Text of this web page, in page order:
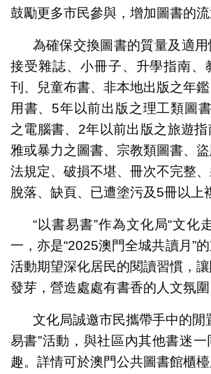
鼓勵更多市民參與，增加圖書的流
為確保交換圖書的質量及適
接受雜誌、小冊子、升學指南、
刊、兒童布書、非本地出版之年
用書、5年以前出版之理工類圖
之電腦書、2年以前出版之旅遊
雅或暴力之圖書、宗教類圖書、
法規定、破損不堪、冊次不完整
脫落、缺頁、已遭塗污及5冊以上
“以書易書”作為文化局“文化
一，亦是“2025澳門全城共讀月”
活動期望深化居民的閱讀習慣，
發芽，營造處處有書香的人文氛圍
文化局誠邀市民攜帶手中的閒
易書”活動，與社區內其他書迷
趣。詳情可於澳門公共圖書館櫃